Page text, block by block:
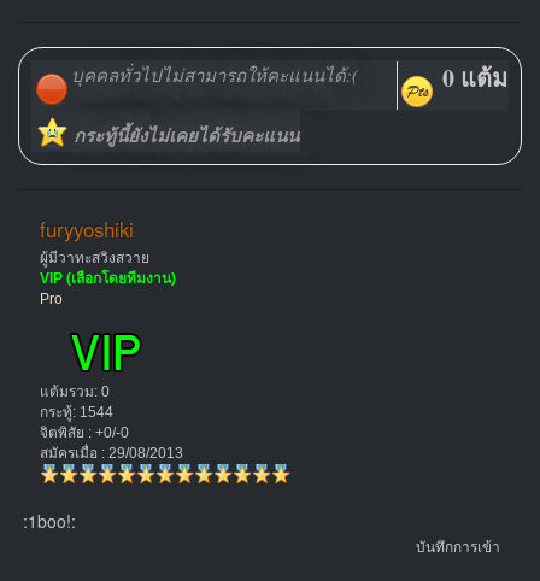
บุคคลทั่วไปไม่สามารถให้คะแนนได้:( 0 แต้ม
กระทู้นี้ยังไม่เคยได้รับคะแนน
furyyoshiki
ผู้มีวาทะสวิงสวาย
VIP (เลือกโดยทีมงาน)
Pro
แต้มรวม: 0
กระทู้: 1544
จิตพิสัย : +0/-0
สมัครเมื่อ : 29/08/2013
:1boo!:
บันทึกการเข้า